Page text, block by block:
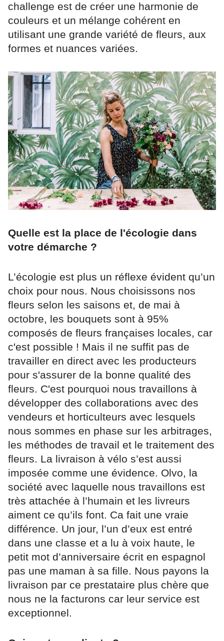
challenge est de créer une harmonie de
couleurs et un mélange cohérent en
utilisant une grande variété de fleurs, aux
formes et nuances variées.
Quelle est la place de l'écologie dans
votre démarche ?
L’écologie est plus un réflexe évident qu’un
choix pour nous. Nous choisissons nos
fleurs selon les saisons et, de mai à
octobre, les bouquets sont à 95%
composés de fleurs françaises locales, car
c'est possible ! Mais il ne suffit pas de
travailler en direct avec les producteurs
pour s'assurer de la bonne qualité des
fleurs. C'est pourquoi nous travaillons à
développer des collaborations avec des
vendeurs et horticulteurs avec lesquels
nous sommes en phase sur les arbitrages,
les méthodes de travail et le traitement des
fleurs. La livraison à vélo s’est aussi
imposée comme une évidence. Olvo, la
société avec laquelle nous travaillons est
très attachée à l’humain et les livreurs
aiment ce qu’ils font. Ca fait une vraie
différence. Un jour, l’un d’eux est entré
dans une classe et a lu à voix haute, le
petit mot d’anniversaire écrit en espagnol
pas une maman à sa fille. Nous payons la
livraison par ce prestataire plus chère que
nous ne la facturons car leur service est
exceptionnel.